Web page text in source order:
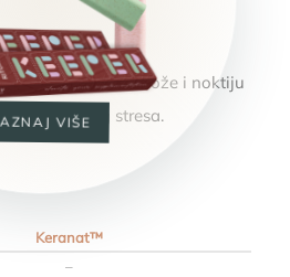
normalne kose, kože i noktiju
stresa.
Keranat™
–
VIŠE